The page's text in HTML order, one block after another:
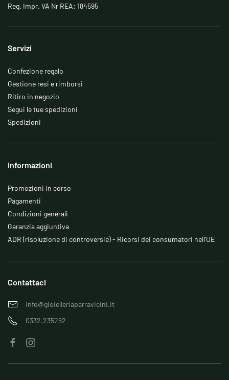
Reg. Impr. VA Nr REA: 184595
Servizi
Confezione regalo
Gestione resi e rimborsi
Ritiro in negozio
Segui le tue spedizioni
Spedizioni
Informazioni
Promozioni in corso
Pagamenti
Condizioni generali
Garanzia aggiuntiva
ADR (risoluzione di controversie) - Ricorsi dei consumatori nell’UE
Contattaci
info@gioielleriaparravicini.it
0332.235252